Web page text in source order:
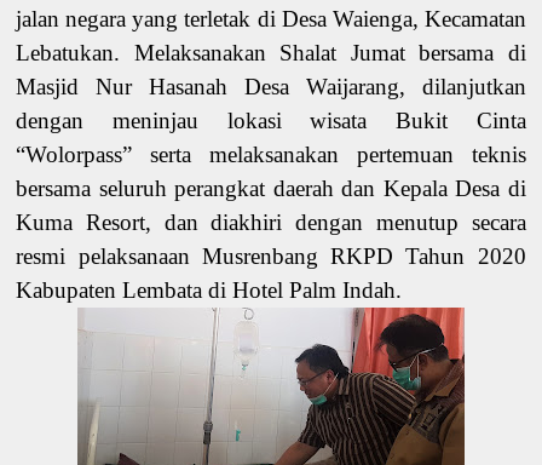
jalan negara yang terletak di Desa Waienga, Kecamatan
Lebatukan. Melaksanakan Shalat Jumat bersama di
MasjidNur Hasanah Desa Waijarang, dilanjutkan
dengan meninjau lokasi wisata Bukit Cinta
“Wolorpass” serta melaksanakan pertemuan teknis
bersama seluruh perangkat daerah dan Kepala Desa di
Kuma Resort, dan diakhiri dengan menutup secara
resmi pelaksanaan Musrenbang RKPD Tahun 2020
Kabupaten Lembata di Hotel Palm Indah.